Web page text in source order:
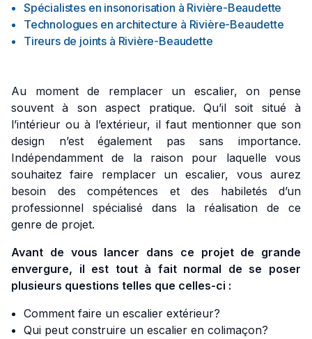
Spécialistes en insonorisation à Rivière-Beaudette
Technologues en architecture à Rivière-Beaudette
Tireurs de joints à Rivière-Beaudette
Au moment de remplacer un escalier, on pense
souvent à son aspect pratique. Qu’il soit situé à
l’intérieur ou à l’extérieur, il faut mentionner que son
design n’est également pas sans importance.
Indépendamment de la raison pour laquelle vous
souhaitez faire remplacer un escalier, vous aurez
besoin des compétences et des habiletés d’un
professionnel spécialisé dans la réalisation de ce
genre de projet.
Avant de vous lancer dans ce projet de grande
envergure, il est tout à fait normal de se poser
plusieurs questions telles que celles-ci :
Comment faire un escalier extérieur?
Qui peut construire un escalier en colimaçon?